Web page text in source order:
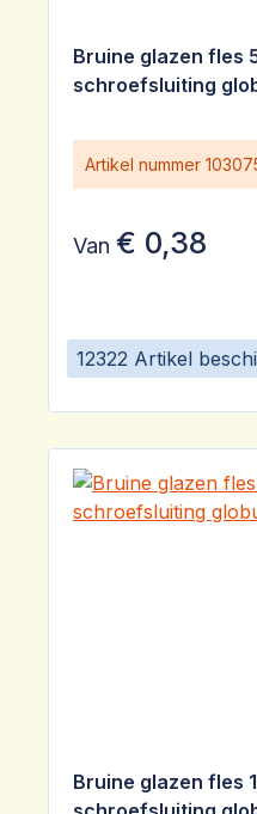
12322 Artikel
Bruine glazen fles
schroefsluiting
Artikel nummer
Van € 0,38
Bruine glazen fles